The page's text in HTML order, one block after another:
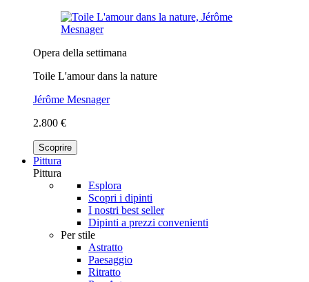
Opera della settimana
Toile L'amour dans la nature
Jérôme Mesnager
2.800 €
Scoprire
Pittura
Pittura
Esplora
Scopri i dipinti
I nostri best seller
Dipinti a prezzi convenienti
Per stile
Astratto
Paesaggio
Ritratto